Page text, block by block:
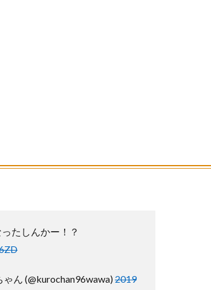
たしんかー！？
ん (@kurochan96wawa)2019